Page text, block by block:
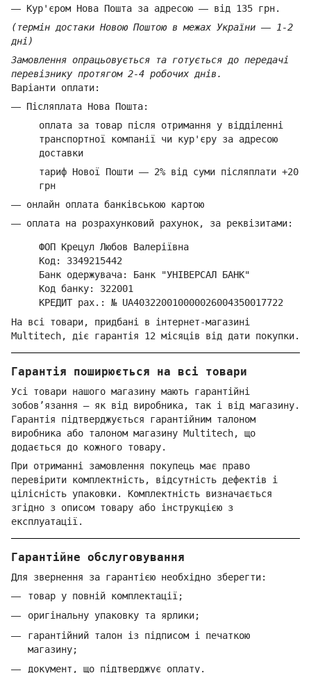
— Кур'єром Нова Пошта за адресою — від 135 грн.
(термін достаки Новою Поштою в межах України — 1-2
дні)
Замовлення опрацьовується та готується до передачі
перевізнику протягом 2-4 робочих днів.
Варіанти оплати:
— Післяплата Нова Пошта:
оплата за товар після отримання у відділенні
транспортної компанії чи кур'єру за адресою
доставки
тариф Нової Пошти — 2% від суми післяплати +20
грн
— онлайн оплата банківською картою
— оплата на розрахунковий рахунок, за реквізитами:
ФОП Крецул Любов Валеріївна
Код: 3349215442
Банк одержувача: Банк "УНІВЕРСАЛ БАНК"
Код банку: 322001
КРЕДИТ рах.: № UA403220010000026004350017722
На всі товари, придбані в інтернет-магазині
Multitech, діє гарантія 12 місяців від дати покупки.
Гарантія поширюється на всі товари
Усі товари нашого магазину мають гарантійні
зобов’язання — як від виробника, так і від магазину.
Гарантія підтверджується гарантійним талоном
виробника або талоном магазину Multitech, що
додається до кожного товару.
При отриманні замовлення покупець має право
перевірити комплектність, відсутність дефектів і
цілісність упаковки. Комплектність визначається
згідно з описом товару або інструкцією з
експлуатації.
Гарантійне обслуговування
Для звернення за гарантією необхідно зберегти:
товар у повній комплектації;
оригінальну упаковку та ярлики;
гарантійний талон із підписом і печаткою
магазину;
документ, що підтверджує оплату.